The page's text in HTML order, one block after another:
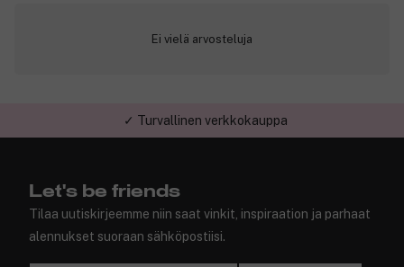
Ei vielä arvosteluja
✓ Turvallinen verkkokauppa
Let's be friends
Tilaa uutiskirjeemme niin saat vinkit, inspiraation ja parhaat
alennukset suoraan sähköpostiisi.